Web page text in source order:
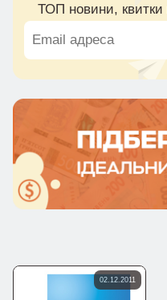
02.12.2011
ТОП новини, квитки